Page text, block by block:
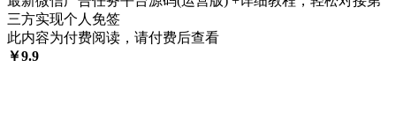
三方实现个人免签
此内容为付费阅读，请付费后查看
￥9.9